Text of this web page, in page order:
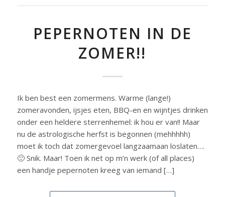
PEPERNOTEN IN DE
ZOMER!!
Ik ben best een zomermens. Warme (lange!)
zomeravonden, ijsjes eten, BBQ-en en wijntjes drinken
onder een heldere sterrenhemel: ik hou er van!! Maar
nu de astrologische herfst is begonnen (mehhhhh)
moet ik toch dat zomergevoel langzaamaan loslaten….
🙁 Snik. Maar! Toen ik net op m’n werk (of all places)
een handje pepernoten kreeg van iemand […]